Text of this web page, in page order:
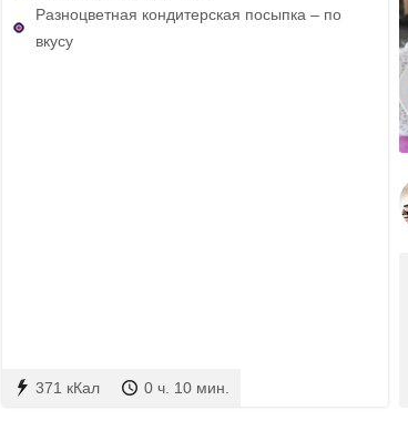
Разноцветная кондитерская посыпка – по
вкусу
371 кКал 0 ч. 10 мин.